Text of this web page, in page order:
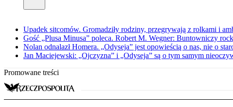
Upadek sitcomów. Gromadziły rodziny, przegrywają z rolkami i
Gość „Plusa Minusa” poleca. Robert M. Wegner: Buntowniczy
Nolan odnalazł Homera. „Odyseja” jest opowieścią o nas, nie o
Jan Maciejewski: „Ojczyzna” i „Odyseja” są o tym samym
Promowane treści